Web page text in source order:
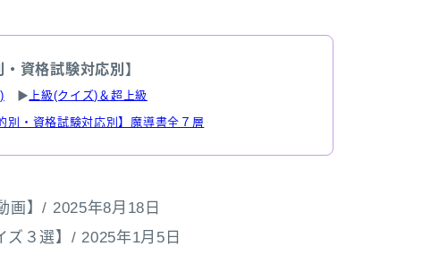
資格試験対応別】
▶ 上級(クイズ)＆超上級
別・資格試験対応別】魔導書全７層
画】/ 2025年8月18日
ズ３選】/ 2025年1月5日